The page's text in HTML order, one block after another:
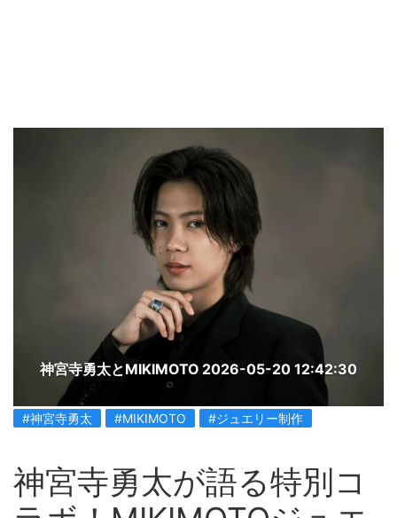
神宮寺勇太とMIKIMOTO 2026-05-20 12:42:30
#神宮寺勇太 #MIKIMOTO #ジュエリー制作
神宮寺勇太が語る特別コ